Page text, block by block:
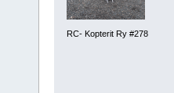
RC- Kopterit Ry #278